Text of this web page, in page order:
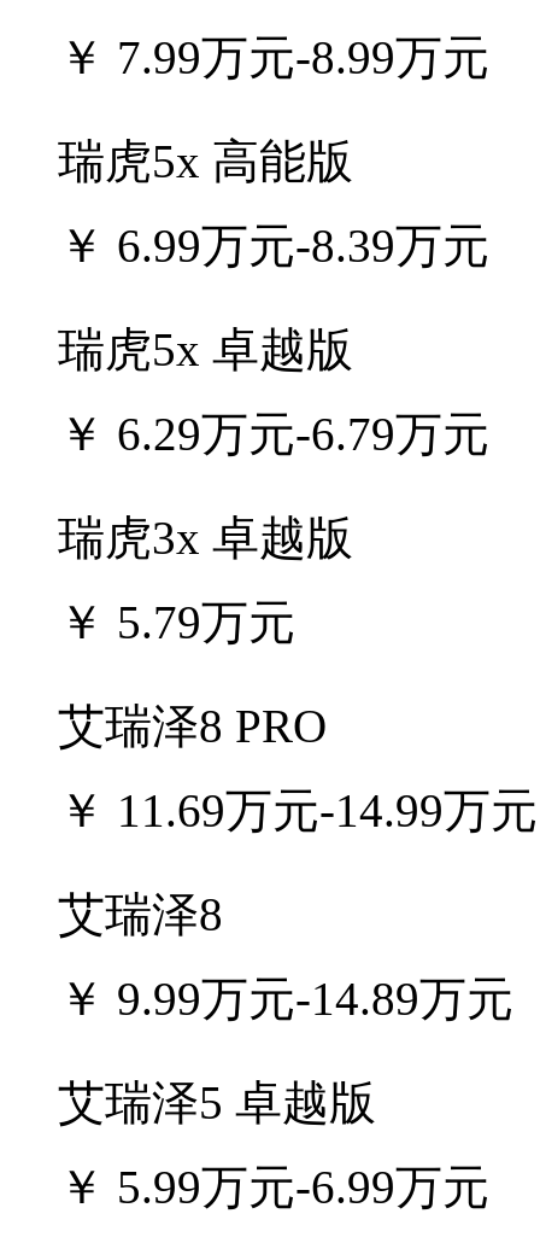
￥ 7.99万元-8.99万元
瑞虎5x 高能版
￥ 6.99万元-8.39万元
瑞虎5x 卓越版
￥ 6.29万元-6.79万元
瑞虎3x 卓越版
￥ 5.79万元
艾瑞泽8 PRO
￥ 11.69万元-14.99万元
艾瑞泽8
￥ 9.99万元-14.89万元
艾瑞泽5 卓越版
￥ 5.99万元-6.99万元